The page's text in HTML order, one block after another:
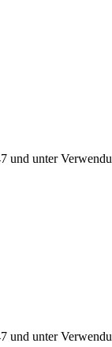
und unter
und unter